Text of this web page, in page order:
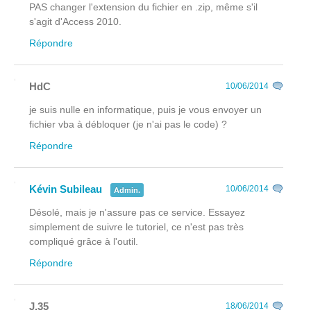
PAS changer l'extension du fichier en .zip, même s'il
s'agit d'Access 2010.
Répondre
HdC 10/06/2014
je suis nulle en informatique, puis je vous envoyer un
fichier vba à débloquer (je n'ai pas le code) ?
Répondre
Kévin Subileau Admin. 10/06/2014
Désolé, mais je n'assure pas ce service. Essayez
simplement de suivre le tutoriel, ce n'est pas très
compliqué grâce à l'outil.
Répondre
J.35 18/06/2014